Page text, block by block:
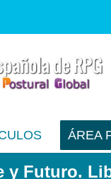
ÁREA
y Futuro.